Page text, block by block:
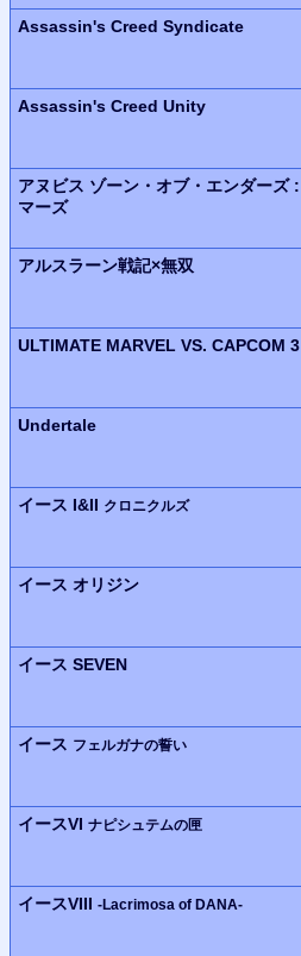
Assassin's Creed Syndicate
Assassin's Creed Unity
アヌビス ゾーン・オブ・エンダーズ:
マーズ
アルスラーン戦記×無双
ULTIMATE MARVEL VS. CAPCOM 3
Undertale
イース I&II クロニクルズ
イース オリジン
イース SEVEN
イース フェルガナの誓い
イースVI ナピシュテムの匣
イースVIII -Lacrimosa of DANA-